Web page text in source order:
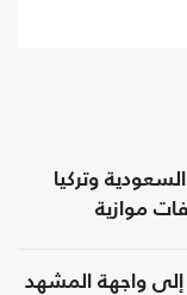
وتركيا
موازية
إلى واجهة المشهد